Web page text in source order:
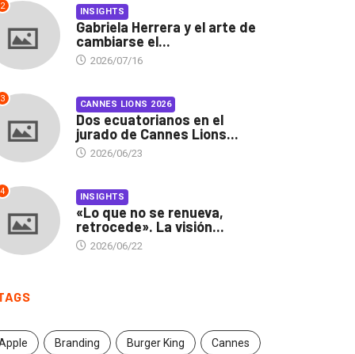
2 INSIGHTS
Gabriela Herrera y el arte de
cambiarse el...
2026/07/16
3 CANNES LIONS 2026
Dos ecuatorianos en el
jurado de Cannes Lions...
2026/06/23
4 INSIGHTS
«Lo que no se renueva,
retrocede». La visión...
2026/06/22
Branding Burger King Cannes